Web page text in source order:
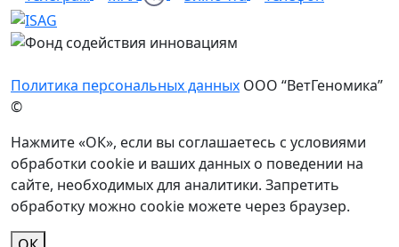
Политика персональных данных ООО “ВетГеномика”
©
Нажмите «ОК», если вы соглашаетесь с условиями
обработки cookie и ваших данных о поведении на
сайте, необходимых для аналитики. Запретить
обработку можно cookie можете через браузер.